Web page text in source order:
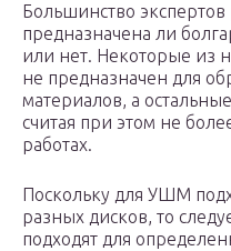
Большинство
предназначена ли
или нет. Некоторые из
не предназначен для
материалов, а
считая при этом не
работах.
Поскольку для УШМ
разных дисков, то
подходят для